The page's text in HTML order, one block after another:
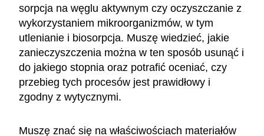
sorpcja na węglu aktywnym czy oczyszczanie z
wykorzystaniem mikroorganizmów, w tym
utlenianie i biosorpcja. Muszę wiedzieć, jakie
zanieczyszczenia można w ten sposób usunąć i
do jakiego stopnia oraz potrafić oceniać, czy
przebieg tych procesów jest prawidłowy i
zgodny z wytycznymi.
Muszę znać się na właściwościach materiałów